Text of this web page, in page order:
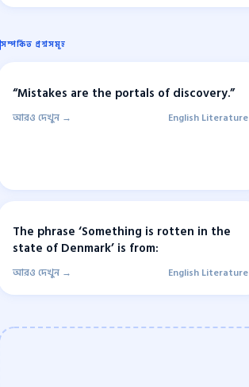
সম্পর্কিত প্রশ্নসমূহ
“Mistakes are the portals of discovery.”
আরও দেখুন → English Literature
The phrase ‘Something is rotten in the
state of Denmark’ is from:
আরও দেখুন → English Literature